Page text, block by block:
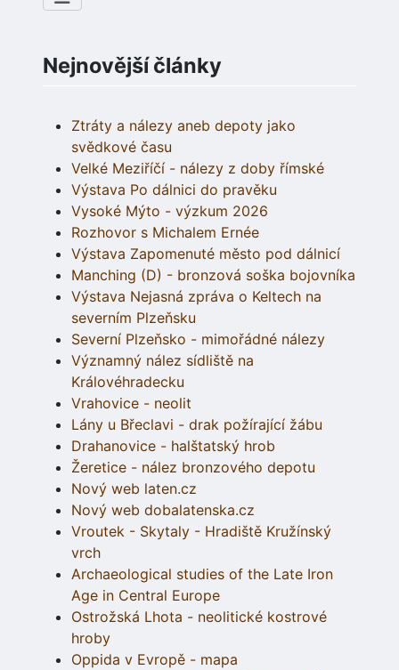
Nejnovější články
Ztráty a nálezy aneb depoty jako
svědkové času
Velké Meziříčí - nálezy z doby římské
Výstava Po dálnici do pravěku
Vysoké Mýto - výzkum 2026
Rozhovor s Michalem Ernée
Výstava Zapomenuté město pod dálnicí
Manching (D) - bronzová soška bojovníka
Výstava Nejasná zpráva o Keltech na
severním Plzeňsku
Severní Plzeňsko - mimořádné nálezy
Významný nález sídliště na
Královéhradecku
Vrahovice - neolit
Lány u Břeclavi - drak požírající žábu
Drahanovice - halštatský hrob
Žeretice - nález bronzového depotu
Nový web laten.cz
Nový web dobalatenska.cz
Vroutek - Skytaly - Hradiště Kružínský
vrch
Archaeological studies of the Late Iron
Age in Central Europe
Ostrožská Lhota - neolitické kostrové
hroby
Oppida v Evropě - mapa